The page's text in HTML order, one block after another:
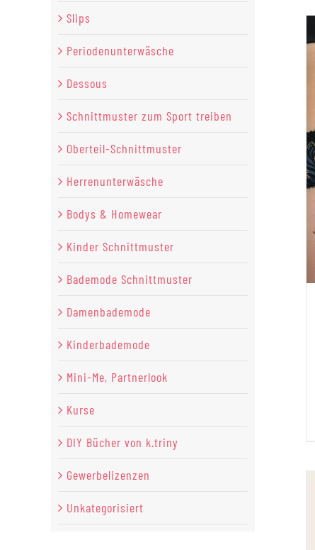
Slips
Periodenunterwäsche
Dessous
Schnittmuster zum Sport treiben
Oberteil-Schnittmuster
Herrenunterwäsche
Bodys & Homewear
Kinder Schnittmuster
Bademode Schnittmuster
Damenbademode
Kinderbademode
Mini-Me, Partnerlook
Kurse
DIY Bücher von k.triny
Gewerbelizenzen
Unkategorisiert